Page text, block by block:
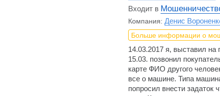
Входит в
Компания: Денис
Больше информации о
14.03.2017 я, выставил
15.03. позвонил
карте ФИО другого
все о машине. Типа
попросил внести